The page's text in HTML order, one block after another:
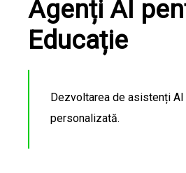
Agenți AI
Educație
Dezvoltarea de asistenți
personalizată.